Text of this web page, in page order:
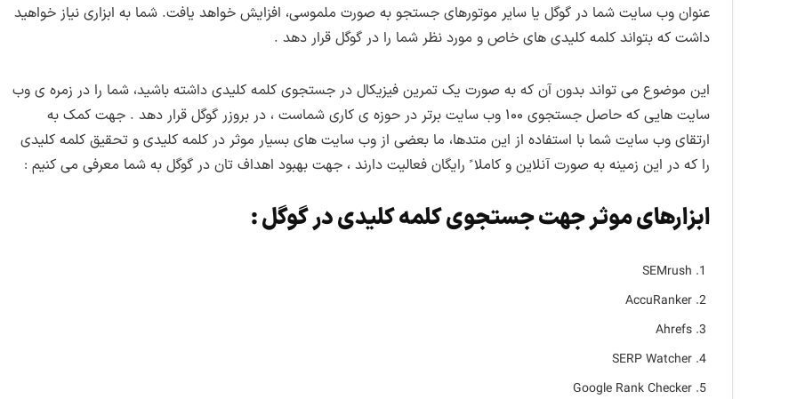
عنوان وب سایت شما در گوگل یا سایر موتورهای جستجو به صورت ملموسی، افزایش خواهد یافت. شما به ابزاری نیاز خواهید
داشت که بتواند کلمه کلیدی های خاص و مورد نظر شما را در گوگل قرار دهد .
این موضوع می تواند بدون آن که به صورت یک تمرین فیزیکال در جستجوی کلمه کلیدی داشته باشید، شما را در زمره ی وب
سایت هایی که حاصل جستجوی ۱۰۰ وب سایت برتر در حوزه ی کاری شماست ، در بروزر گوگل قرار دهد . جهت کمک به
ارتقای وب سایت شما با استفاده از این متدها، ما بعضی از وب سایت های بسیار موثر در کلمه کلیدی و تحقیق کلمه کلیدی
را که در این زمینه به صورت آنلاین و کاملا ً رایگان فعالیت دارند ، جهت بهبود اهداف تان در گوگل به شما معرفی می کنیم :
ابزارهای موثر جهت جستجوی کلمه کلیدی در گوگل :
SEMrush
AccuRanker
Ahrefs
SERP Watcher
Google Rank Checker